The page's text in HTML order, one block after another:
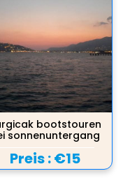
bootstouren
sonnenuntergang
Preis :€15